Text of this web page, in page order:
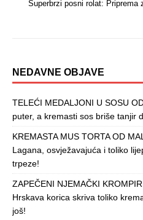
Superbrzi posni rolat: Priprema
NEDAVNE OBJAVE
TELEĆI MEDALJONI U SOSU
puter, a kremasti sos briše tanjir
KREMASTA MUS TORTA OD
Lagana, osvježavajuća i toliko
trpeze!
ZAPEČENI NJEMAČKI
Hrskava korica skriva toliko
još!